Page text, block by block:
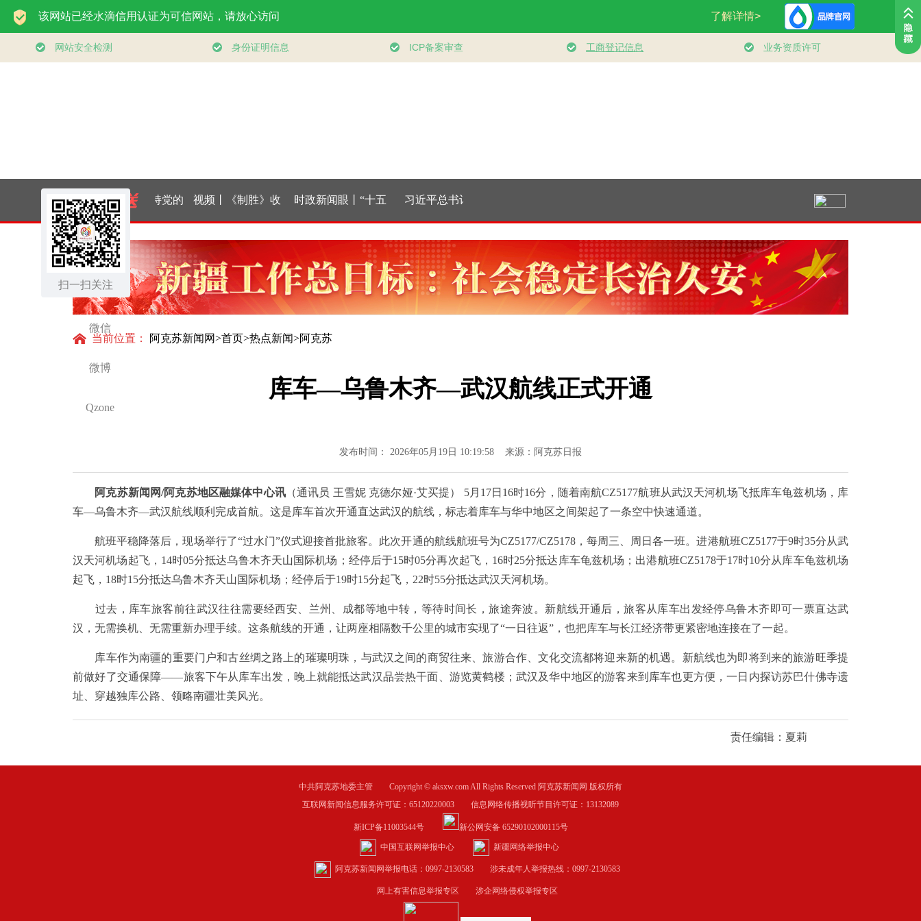
扫一扫关注
微信
微博
Qzone
经济思想指引
济高质量发展
学习新语｜坚持党的
全面领导和党中央集
中统一领导
视频丨《制胜》收
官！六集高燃名场面
一次看够
时政新闻眼丨“十五
五”开局之年，总书
记关心百姓身边这些
习近平总书记引
领“十五五”开局之年
中国经济破浪前行
联胜》 下之利为利”——中
国元首外交的世界情
当前位置：
阿克苏新闻网>首页>热点新闻>阿克苏
库车—乌鲁木齐—武汉航线正式开通
发布时间： 2026年05月19日 10:19:58 来源：阿克苏日报
阿克苏新闻网/阿克苏地区融媒体中心讯（通讯员 王雪妮 克德尔娅·艾买提） 5月17日16时16分，随着南航CZ5177航班从武汉天河机场飞抵库车龟兹机场，库
车—乌鲁木齐—武汉航线顺利完成首航。这是库车首次开通直达武汉的航线，标志着库车与华中地区之间架起了一条空中快速通道。
航班平稳降落后，现场举行了“过水门”仪式迎接首批旅客。此次开通的航线航班号为CZ5177/CZ5178，每周三、周日各一班。进港航班CZ5177于9时35分从武
汉天河机场起飞，14时05分抵达乌鲁木齐天山国际机场；经停后于15时05分再次起飞，16时25分抵达库车龟兹机场；出港航班CZ5178于17时10分从库车龟兹机场
起飞，18时15分抵达乌鲁木齐天山国际机场；经停后于19时15分起飞，22时55分抵达武汉天河机场。
过去，库车旅客前往武汉往往需要经西安、兰州、成都等地中转，等待时间长，旅途奔波。新航线开通后，旅客从库车出发经停乌鲁木齐即可一票直达武
汉，无需换机、无需重新办理手续。这条航线的开通，让两座相隔数千公里的城市实现了“一日往返”，也把库车与长江经济带更紧密地连接在了一起。
库车作为南疆的重要门户和古丝绸之路上的璀璨明珠，与武汉之间的商贸往来、旅游合作、文化交流都将迎来新的机遇。新航线也为即将到来的旅游旺季提
前做好了交通保障——旅客下午从库车出发，晚上就能抵达武汉品尝热干面、游览黄鹤楼；武汉及华中地区的游客来到库车也更方便，一日内探访苏巴什佛寺遗
址、穿越独库公路、领略南疆壮美风光。
责任编辑：夏莉
中共阿克苏地委主管 Copyright © aksxw.com All Rights Reserved 阿克苏新闻网 版权所有
互联网新闻信息服务许可证：65120220003 信息网络传播视听节目许可证：13132089
新ICP备11003544号 新公网安备 65290102000115号
中国互联网举报中心 新疆网络举报中心
阿克苏新闻网举报电话：0997-2130583 涉未成年人举报热线：0997-2130583
网上有害信息举报专区 涉企网络侵权举报专区